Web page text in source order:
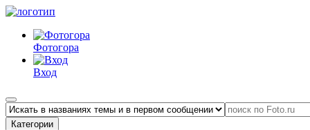
Фотогора
Вход
Категории